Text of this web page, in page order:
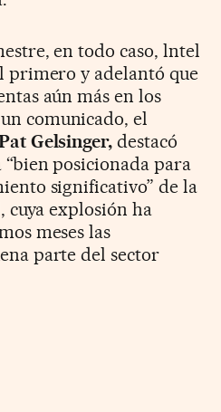
en todo caso, lntel
primero y adelantó que
aún más en los
comunicado, el
Gelsinger, destacó
posicionada para
significativo” de la
explosión ha
meses las
parte del sector